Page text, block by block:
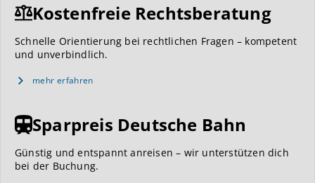
Kostenfreie Rechtsberatung
Schnelle Orientierung bei rechtlichen Fragen – kompetent
und unverbindlich.
mehr erfahren
Sparpreis Deutsche Bahn
Günstig und entspannt anreisen – wir unterstützen dich
bei der Buchung.